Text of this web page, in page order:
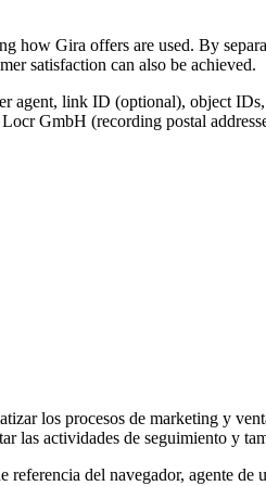
how Gira offers are used. By
satisfaction can also be achieved.
agent, link ID (optional), object
GmbH (recording postal
los procesos de marketing y
las actividades de seguimiento y
del navegador, agente